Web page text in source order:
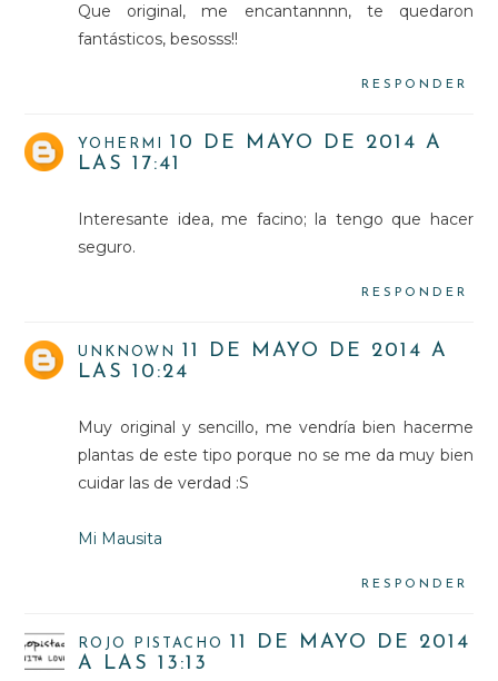
Que original, me encantannnn, te quedaron
fantásticos, besosss!!
RESPONDER
YOHERMI
10 DE MAYO DE 2014 A
LAS 17:41
Interesante idea, me facino; la tengo que hacer
seguro.
RESPONDER
UNKNOWN
11 DE MAYO DE 2014 A
LAS 10:24
Muy original y sencillo, me vendría bien hacerme
plantas de este tipo porque no se me da muy bien
cuidar las de verdad :S
Mi Mausita
RESPONDER
ROJO PISTACHO
11 DE MAYO DE 2014
A LAS 13:13